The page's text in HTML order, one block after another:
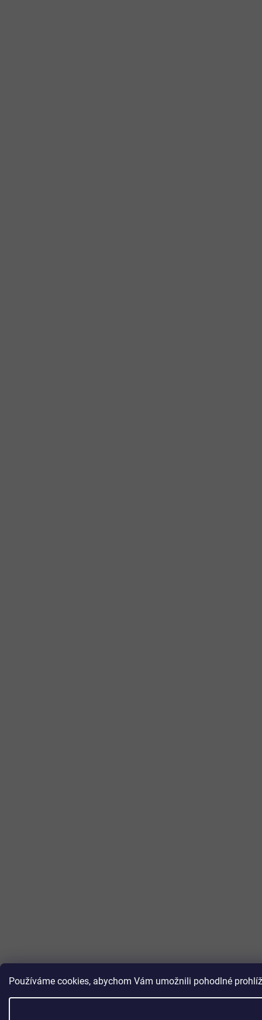
Používáme cookies, abychom Vám umožnili pohodlné